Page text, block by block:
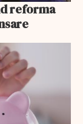
reforma